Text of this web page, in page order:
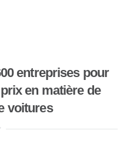
entreprises pour
en matière de
voitures